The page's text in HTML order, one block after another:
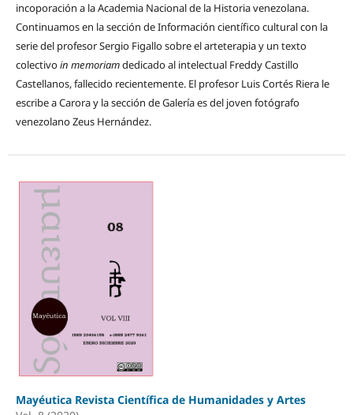
incoporación a la Academia Nacional de la Historia venezolana.
Continuamos en la sección de Información científico cultural con la
serie del profesor Sergio Figallo sobre el arteterapia y un texto
colectivoin memoriamdedicado al intelectual Freddy Castillo
Castellanos, fallecido recientemente. El profesor Luis Cortés Riera le
escribe a Carora y la sección de Galería es del joven fotógrafo
venezolano Zeus Hernández.
Mayéutica Revista Científica de Humanidades y Artes